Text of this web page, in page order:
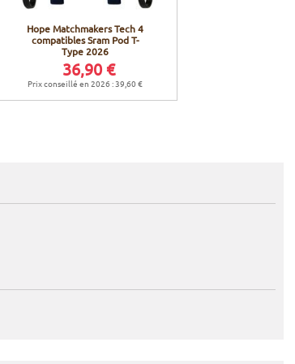
Hope Matchmakers Tech 4
compatibles Sram Pod T-
Type 2026
36,90 €
Prix conseillé en 2026 : 39,60 €